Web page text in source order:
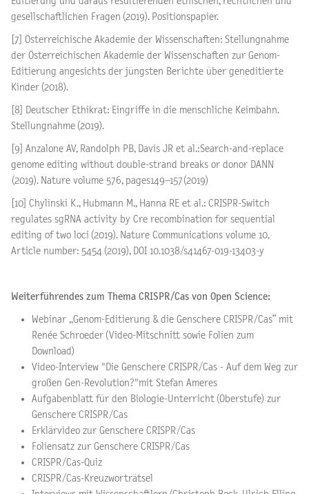
gesellschaftlichen Fragen (2019). Positionspapier.
[7] Österreichische Akademie der Wissenschaften: Stellungnahme
der Österreichischen Akademie der Wissenschaften zur Genom-
Editierung angesichts der jüngsten Berichte über geneditierte
Kinder (2018).
[8] Deutscher Ethikrat: Eingriffe in die menschliche Keimbahn.
Stellungnahme (2019).
[9] Anzalone AV, Randolph PB, Davis JR et al.:Search-and-replace
genome editing without double-strand breaks or donor DANN
(2019). Nature volume 576, pages149–157(2019)
[10] Chylinski K., Hubmann M., Hanna RE et al.: CRISPR-Switch
regulates sgRNA activity by Cre recombination for sequential
editing of two loci (2019). Nature Communications volume 10,
Article number: 5454 (2019), DOI 10.1038/s41467-019-13403-y
Weiterführendes zum Thema CRISPR/Cas von Open Science:
Webinar „Genom-Editierung & die Genschere CRISPR/Cas“ mit
Renée Schroeder (Video-Mitschnitt sowie Folien zum
Download)
Video-Interview "Die Genschere CRISPR/Cas - Auf dem Weg zur
großen Gen-Revolution?"mit Stefan Ameres
Aufgabenblatt für den Biologie-Unterricht (Oberstufe) zur
Genschere CRISPR/Cas
Erklärvideo zur Genschere CRISPR/Cas
Foliensatz zur Genschere CRISPR/Cas
CRISPR/Cas-Quiz
CRISPR/Cas-Kreuzworträtsel